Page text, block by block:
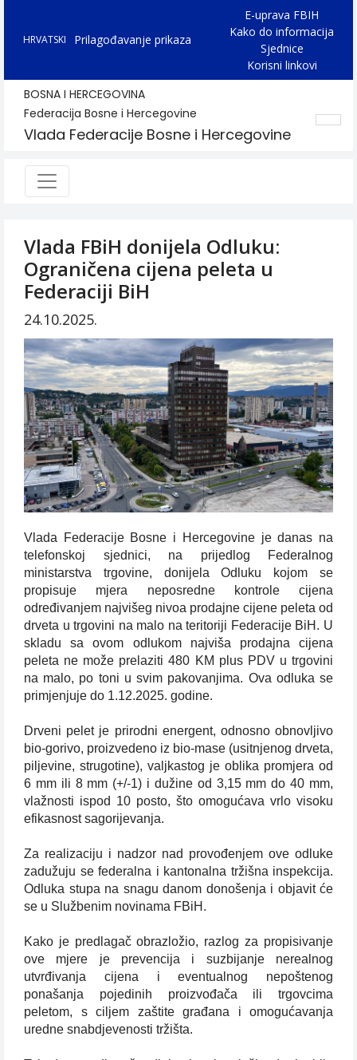
HRVATSKI Prilagođavanje prikaza
E-uprava FBIH
Kako do informacija
Sjednice
Korisni linkovi
BOSNA I HERCEGOVINA
Federacija Bosne i Hercegovine
Vlada Federacije Bosne i Hercegovine
Vlada FBiH donijela Odluku:
Ograničena cijena peleta u
Federaciji BiH
24.10.2025.
Vlada Federacije Bosne i Hercegovine je danas na
telefonskoj sjednici, na prijedlog Federalnog
ministarstva trgovine, donijela Odluku kojom se
propisuje mjera neposredne kontrole cijena
određivanjem najvišeg nivoa prodajne cijene peleta od
drveta u trgovini na malo na teritoriji Federacije BiH. U
skladu sa ovom odlukom najviša prodajna cijena
peleta ne može prelaziti 480 KM plus PDV u trgovini
na malo, po toni u svim pakovanjima. Ova odluka se
primjenjuje do 1.12.2025. godine.
Drveni pelet je prirodni energent, odnosno obnovljivo
bio-gorivo, proizvedeno iz bio-mase (usitnjenog drveta,
piljevine, strugotine), valjkastog je oblika promjera od
6 mm ili 8 mm (+/-1) i dužine od 3,15 mm do 40 mm,
vlažnosti ispod 10 posto, što omogućava vrlo visoku
efikasnost sagorijevanja.
Za realizaciju i nadzor nad provođenjem ove odluke
zadužuju se federalna i kantonalna tržišna inspekcija.
Odluka stupa na snagu danom donošenja i objavit će
se u Službenim novinama FBiH.
Kako je predlagač obrazložio, razlog za propisivanje
ove mjere je prevencija i suzbijanje nerealnog
utvrđivanja cijena i eventualnog nepoštenog
ponašanja pojedinih proizvođača ili trgovcima
peletom, s ciljem zaštite građana i omogućavanja
uredne snabdjevenosti tržišta.